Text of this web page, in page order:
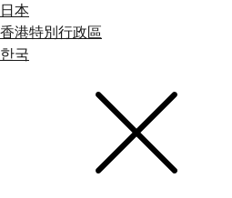
日本
香港特別行政區
한국